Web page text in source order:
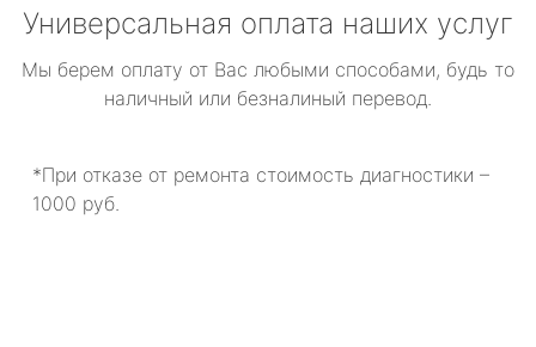
Универсальная оплата наших услуг
Мы берем оплату от Вас любыми способами, будь то
наличный или безналиный перевод.
*При отказе от ремонта стоимость диагностики –
1000 руб.